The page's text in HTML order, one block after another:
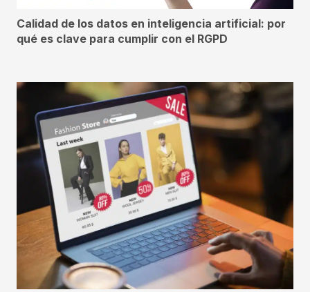
Calidad de los datos en inteligencia artificial: por
qué es clave para cumplir con el RGPD